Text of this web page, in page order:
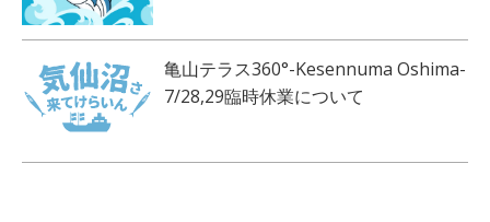
亀山テラス360°-Kesennuma Oshima-
7/28,29臨時休業について